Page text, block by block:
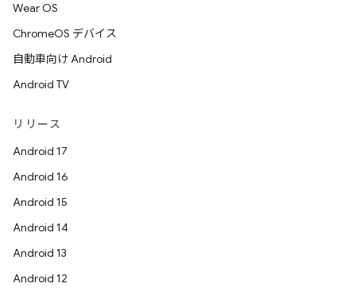
Wear OS
ChromeOS デバイス
自動車向け Android
Android TV
リリース
Android 17
Android 16
Android 15
Android 14
Android 13
Android 12